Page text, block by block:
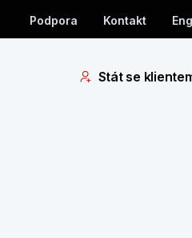
Podpora Kontakt
Stát se